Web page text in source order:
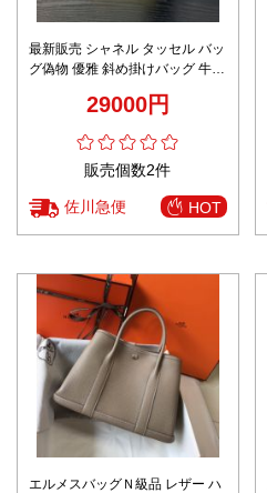
最新販売 シャネル タッセル バッ
グ偽物 優雅 斜め掛けバッグ 牛革
29000円
販売個数2件
佐川急便 HOT
エルメスバッグＮ級品 レザー ハ